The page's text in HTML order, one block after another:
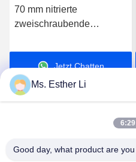
70 mm nitrierte
zweischraubende
stabilen
Temperaturregelung
Jetzt Chatten
Nanjing Zhitian
Ms. Esther Li
6:29
Good day, what product are